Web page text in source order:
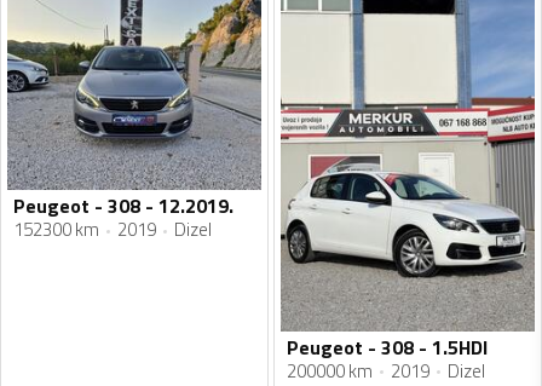
Peugeot - 308 - 12.2019.
152300 km 2019 Dizel
Peugeot - 308 - 1.5HDI
200000 km 2019 Dizel